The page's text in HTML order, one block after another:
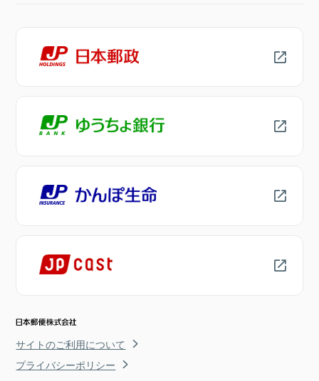
サイトのご利用について
プライバシーポリシー